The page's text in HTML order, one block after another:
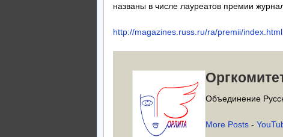
названы в числе лауреатов премии
http://magazines.russ.ru/ra/premii/index.html
Объединение
More Posts -